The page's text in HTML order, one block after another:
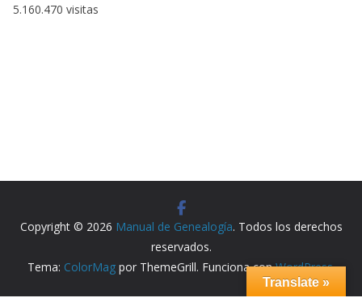
5.160.470 visitas
Copyright © 2026 Manual de Genealogía. Todos los derechos
reservados.
Tema: ColorMagpor ThemeGrill. Funciona conWordPress.
Translate »